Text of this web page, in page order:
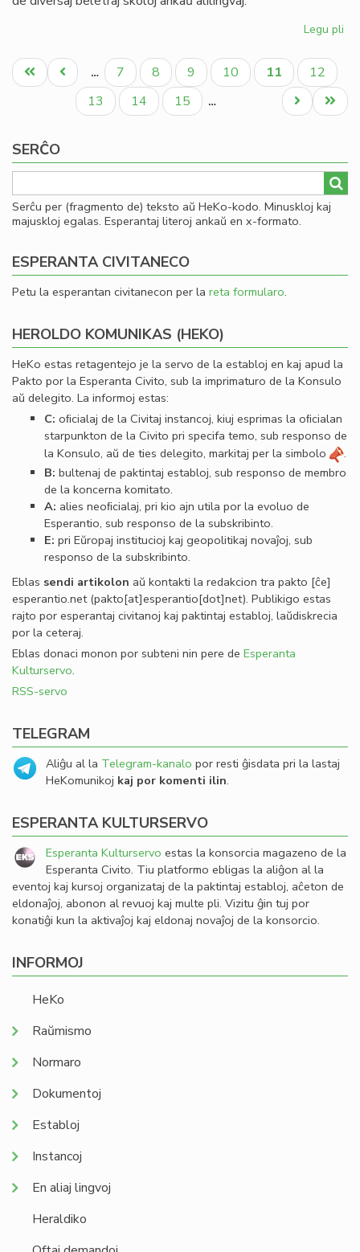
Legu pli
la
Pagination
Unua
paĝo
Antaŭa
paĝo
… Paĝo
7 Paĝo
8 Paĝo
9 Paĝo
10
Aktuala
paĝo
11 Paĝo
12
Paĝo
13 Paĝo
14 Paĝo
15 …
Last
page
Next
page
SERĈO
Serĉu per (fragmento de) teksto aŭ HeKo-kodo. Minuskloj kaj
majuskloj egalas. Esperantaj literoj ankaŭ en x-formato.
ESPERANTA CIVITANECO
Petu la esperantan civitanecon per la reta formularo.
HEROLDO KOMUNIKAS (HEKO)
HeKo estas retagentejo je la servo de la establoj en kaj apud la
Pakto por la Esperanta Civito, sub la imprimaturo de la Konsulo
aŭ delegito. La informoj estas:
C: oﬁcialaj de la Civitaj instancoj, kiuj esprimas la oﬁcialan
starpunkton de la Civito pri specifa temo, sub responso de
la Konsulo, aŭ de ties delegito, markitaj per la simbolo
.
B: bultenaj de paktintaj establoj, sub responso de membro
de la koncerna komitato.
A: alies neoﬁcialaj, pri kio ajn utila por la evoluo de
Esperantio, sub responso de la subskribinto.
E: pri Eŭropaj institucioj kaj geopolitikaj novaĵoj, sub
responso de la subskribinto.
Eblas sendi artikolon aŭ kontakti la redakcion tra pakto [ĉe]
esperantio.net(pakto[at]esperantio[dot]net). Publikigo estas
rajto por esperantaj civitanoj kaj paktintaj establoj, laŭdiskrecia
por la ceteraj.
Eblas donaci monon por subteni nin pere de Esperanta
Kulturservo.
RSS-servo
TELEGRAM
Aliĝu al la Telegram-kanalo por resti ĝisdata pri la lastaj
HeKomunikoj kaj por komenti ilin.
ESPERANTA KULTURSERVO
Esperanta Kulturservo estas la konsorcia magazeno de la
Esperanta Civito. Tiu platformo ebligas la aliĝon al la
eventoj kaj kursoj organizataj de la paktintaj establoj, aĉeton de
eldonaĵoj, abonon al revuoj kaj multe pli. Vizitu ĝin tuj por
konatiĝi kun la aktivaĵoj kaj eldonaj novaĵoj de la konsorcio.
INFORMOJ
HeKo
Raŭmismo
Normaro
Dokumentoj
Establoj
Instancoj
En aliaj lingvoj
Heraldiko